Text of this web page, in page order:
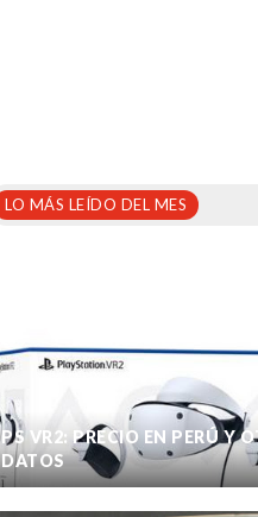
LO MÁS LEÍDO DEL MES
PS VR2: PRECIO EN PERÚ Y
DATOS